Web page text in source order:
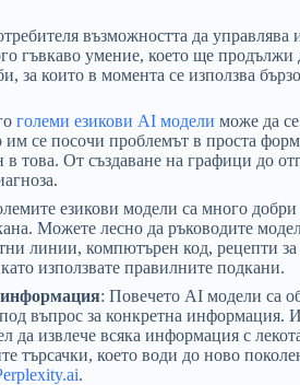
възможността да
гъвкаво умение, което ще
за които в момента се използва
големи езикови AI модели може да
се посочи проблемът в проста
в това. От създаване на графици до
езикови модели са много
Можете лесно да ръководите
линии, компютърен код, рецепти
използвате правилните подкани.
информация: Повечето AI модели са
въпрос за конкретна
да извлече всяка информация с
търсачки, което води до ново
.